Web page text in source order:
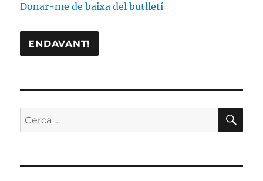
Donar-me de baixa del butlletí
Cerca: